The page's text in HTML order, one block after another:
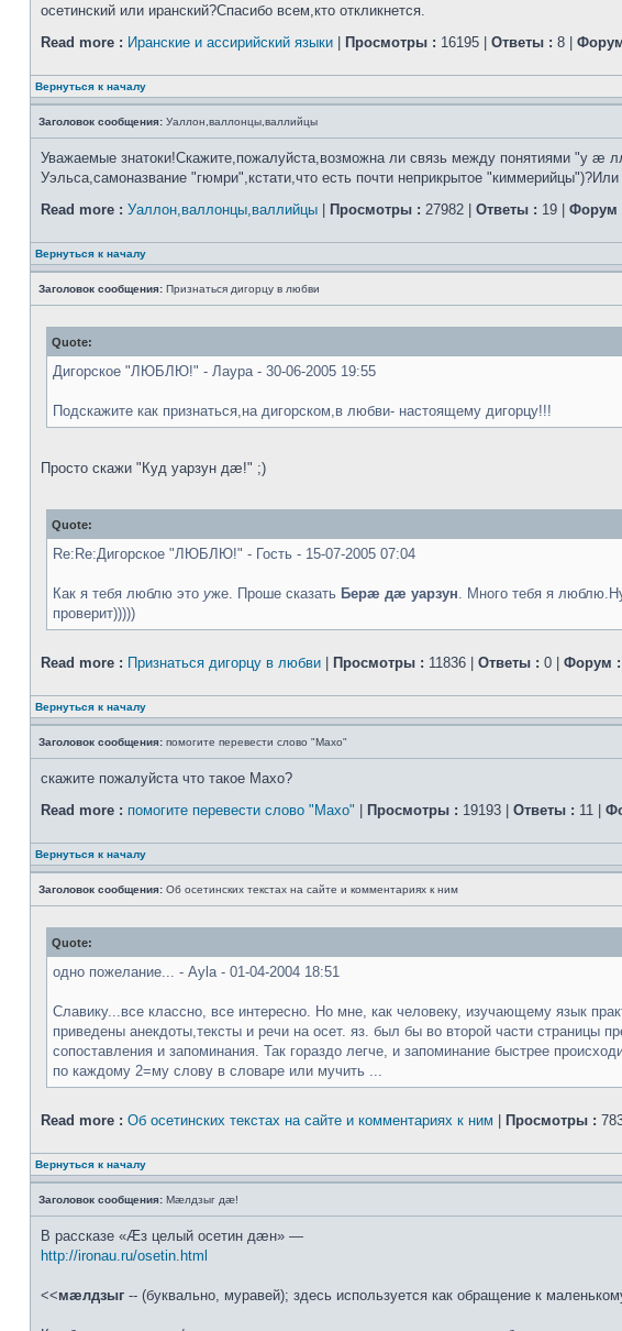
осетинский или иранский?Спасибо всем,кто откликнется.
Read more : Иранские и ассирийский языки Просмотры : 16195 | Ответы : 8 |
Вернуться к началу
Заголовок сообщения: Уаллон,валлонцы,валлийцы
Уважаемые знатоки!Скажите,пожалуйста,возможна ли связь между понятиями "у æ
Уэльса,самоназвание "гюмри",кстати,что есть почти неприкрытое
Read more : Уаллон,валлонцы,валлийцы Просмотры : 27982 | Ответы : 19 | Форум
Вернуться к началу
Заголовок сообщения: Признаться дигорцу в любви
Quote:
Дигорское "ЛЮБЛЮ!" - Лаура - 30-06-2005 19:55
Подскажите как признаться,на дигорском,в любви- настоящему дигорцу!!!
Просто скажи "Куд уарзун дæ!" ;)
Quote:
Re:Re:Дигорское "ЛЮБЛЮ!" - Гость - 15-07-2005 07:04
Как я тебя люблю это уже. Проше сказать Берæ дæ уарзун. Много тебя я
проверит)))))
Read more : Признаться дигорцу в любви Просмотры : 11836 | Ответы : 0 | Форум :
Вернуться к началу
Заголовок сообщения: помогите перевести слово "Махо"
скажите пожалуйста что такое Махо?
Read more : помогите перевести слово "Махо" Просмотры : 19193 | Ответы : 11 |
Вернуться к началу
Заголовок сообщения: Об осетинских текстах на сайте и комментариях к ним
Quote:
одно пожелание... - Ayla - 01-04-2004 18:51
Славику...все классно, все интересно. Но мне, как человеку, изучающему язык
приведены анекдоты,тексты и речи на осет. яз. был бы во второй части страницы
сопоставления и запоминания. Так гораздо легче, и запоминание быстрее
по каждому 2=му слову в словаре или мучить ...
Read more : Об осетинских текстах на сайте и комментариях к ним Просмотры :
Вернуться к началу
Заголовок сообщения: Мæлдзыг дæ!
В рассказе «Æз целый осетин дæн» —
http://ironau.ru/osetin.html
<<мæлдзыг -- (буквально, муравей); здесь используется как обращение к